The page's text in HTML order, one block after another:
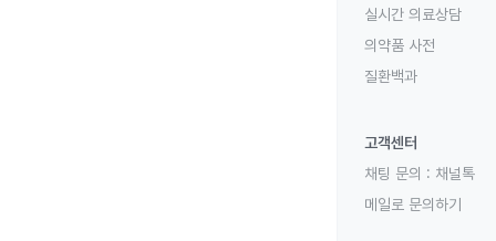
실시간 의료상담
의약품 사전
질환백과
고객센터
채팅 문의 : 채널톡
메일로 문의하기